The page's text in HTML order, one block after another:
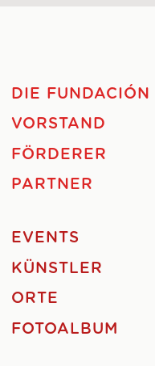
DIE FUNDACIÓN
VORSTAND
FÖRDERER
PARTNER
EVENTS
KÜNSTLER
ORTE
FOTOALBUM